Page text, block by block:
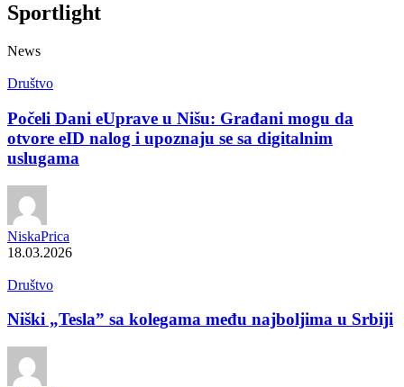
Sportlight
News
Društvo
Počeli Dani eUprave u Nišu: Građani mogu da
otvore eID nalog i upoznaju se sa digitalnim
uslugama
NiskaPrica
18.03.2026
Društvo
Niški „Tesla” sa kolegama među najboljima u Srbiji